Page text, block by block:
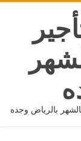
تأجير